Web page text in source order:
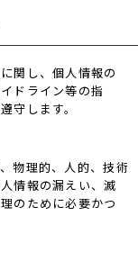
関し、個人情報の
ドライン等の指
守します。
物理的、人的、技術
情報の漏えい、滅
のために必要かつ